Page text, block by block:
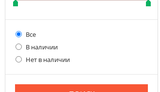
Все
В наличии
Нет в наличии